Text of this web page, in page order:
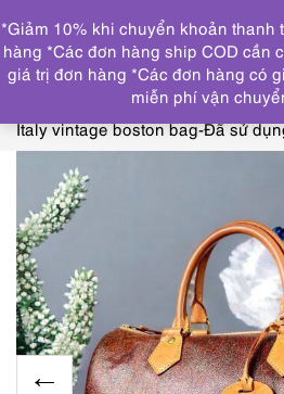
Trang chủ TÚI XÁCH
COACH,
SAMATHA THAVASA
5250-Túi
Italy vintage boston bag-Đã sử
*Giảm 10% khi chuyển khoản thanh
hàng *Các đơn hàng ship COD cần
giá trị đơn hàng *Các đơn hàng có
miễn phí vận